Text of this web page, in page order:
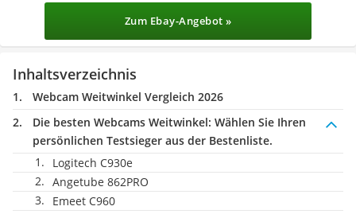
Zum Ebay-Angebot »
Inhaltsverzeichnis
Webcam Weitwinkel Vergleich 2026
Die besten Webcams Weitwinkel: Wählen Sie Ihren
persönlichen Testsieger aus der Bestenliste.
Logitech C930e
Angetube 862PRO
Emeet C960